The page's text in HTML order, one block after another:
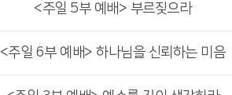
<주일 5부 예배> 부르짖으라
<주일 6부 예배> 하나님을 신뢰하는 미음